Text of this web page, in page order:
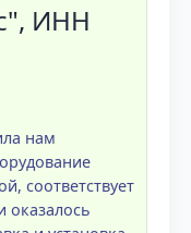
ИНН
нам
соответствует
оказалось